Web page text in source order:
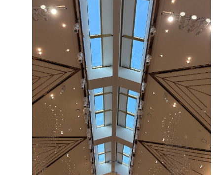
천 쪽이라 위치상 아주 만족스러웠습니다!! 6호선, 공항철
도, 경의중앙선이 모두 연결되어 있어 대중교통 접근성이
뛰어났고, 지하철 출구와 바로 연결되어 있어서 하객분들
이 길 찾기에도 정말 수월했습니다. 다만 연결된 출구가 공
항철도 쪽 출구라 역사 내부에서 조금 걸어야 하는 편,,, 그
래도 요즘 같은 여름이나 겨울에 밖에서 땡볕이나 추위를
겪지 않고 실내 역사로만 이동할 수 있다는 점을 생각하면
좋지 않은가용,,,?^_^ ​ 홀 분위기 및 꽃장식 어두운 홀 스타
일이라 입장이 시작되면 신부에게 시선이 딱 집중되는 느
낌이 좋았습니다. 특히 버진로드를 따라 걸어갈 때 걸음에
맞춰 위에서 샹들리에가 하나씩 내려오는 연출이 정말 예
뻤습니다. 버진로드 입구 꽃장식은 사전에 봤을 때 혹시나
색감이 살짝 촌스럽지 않을까 걱정했었는데 (이전에 저도
상담 받으러 갔을 때였나 홀투어 했을 때였나 굉장히 촌스
럽다는 느낌을 받은 적 있어서,,,) 본식 당일에는 연핑크,
후기가 도움이 되었나요? 0
밍또1 예식후기
2026-07-21 31명 읽음 + 카페
+1